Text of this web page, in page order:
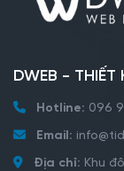
DWEB - THIẾT
Hotline: 096
Email:
Địa chỉ: Khu